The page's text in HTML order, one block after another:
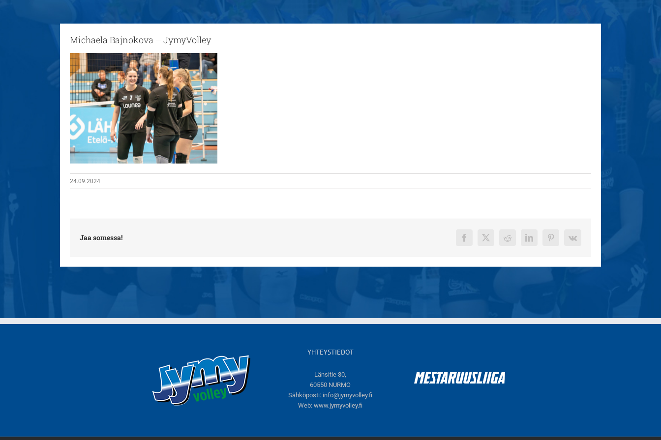
Michaela Bajnokova – JymyVolley
24.09.2024
Jaa somessa! Facebook
X Reddit LinkedInPinterest
Vk
YHTEYSTIEDOT
Länsitie 30,
60550 NURMO
Sähköposti: info@jymyvolley.fi
Web:www.jymyvolley.fi